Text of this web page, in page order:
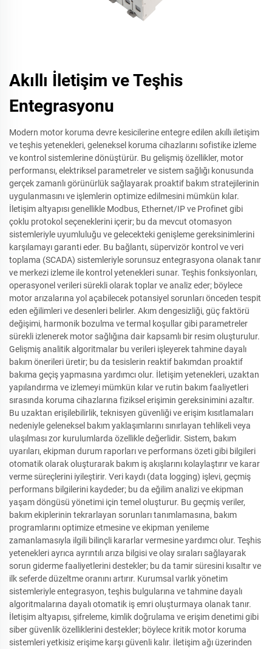
Akıllı İletişim ve Teşhis
Entegrasyonu
Modern motor koruma devre kesicilerine entegre edilen akıllı iletişim
ve teşhis yetenekleri, geleneksel koruma cihazlarını sofistike izleme
ve kontrol sistemlerine dönüştürür. Bu gelişmiş özellikler, motor
performansı, elektriksel parametreler ve sistem sağlığı konusunda
gerçek zamanlı görünürlük sağlayarak proaktif bakım stratejilerinin
uygulanmasını ve işlemlerin optimize edilmesini mümkün kılar.
İletişim altyapısı genellikle Modbus, Ethernet/IP ve Profinet gibi
çoklu protokol seçeneklerini içerir; bu da mevcut otomasyon
sistemleriyle uyumluluğu ve gelecekteki genişleme gereksinimlerini
karşılamayı garanti eder. Bu bağlantı, süpervizör kontrol ve veri
toplama (SCADA) sistemleriyle sorunsuz entegrasyona olanak tanır
ve merkezi izleme ile kontrol yetenekleri sunar. Teşhis fonksiyonları,
operasyonel verileri sürekli olarak toplar ve analiz eder; böylece
motor arızalarına yol açabilecek potansiyel sorunları önceden tespit
eden eğilimleri ve desenleri belirler. Akım dengesizliği, güç faktörü
değişimi, harmonik bozulma ve termal koşullar gibi parametreler
sürekli izlenerek motor sağlığına dair kapsamlı bir resim oluşturulur.
Gelişmiş analitik algoritmalar bu verileri işleyerek tahmine dayalı
bakım önerileri üretir; bu da tesislerin reaktif bakımdan proaktif
bakıma geçiş yapmasına yardımcı olur. İletişim yetenekleri, uzaktan
yapılandırma ve izlemeyi mümkün kılar ve rutin bakım faaliyetleri
sırasında koruma cihazlarına fiziksel erişimin gereksinimini azaltır.
Bu uzaktan erişilebilirlik, teknisyen güvenliği ve erişim kısıtlamaları
nedeniyle geleneksel bakım yaklaşımlarını sınırlayan tehlikeli veya
ulaşılması zor kurulumlarda özellikle değerlidir. Sistem, bakım
uyarıları, ekipman durum raporları ve performans özeti gibi bilgileri
otomatik olarak oluşturarak bakım iş akışlarını kolaylaştırır ve karar
verme süreçlerini iyileştirir. Veri kaydı (data logging) işlevi, geçmiş
performans bilgilerini kaydeder; bu da eğilim analizi ve ekipman
yaşam döngüsü yönetimi için temel oluşturur. Bu geçmiş veriler,
bakım ekiplerinin tekrarlayan sorunları tanımlamasına, bakım
programlarını optimize etmesine ve ekipman yenileme
zamanlamasıyla ilgili bilinçli kararlar vermesine yardımcı olur. Teşhis
yetenekleri ayrıca ayrıntılı arıza bilgisi ve olay sıraları sağlayarak
sorun giderme faaliyetlerini destekler; bu da tamir süresini kısaltır ve
ilk seferde düzeltme oranını artırır. Kurumsal varlık yönetim
sistemleriyle entegrasyon, teşhis bulgularına ve tahmine dayalı
algoritmalarına dayalı otomatik iş emri oluşturmaya olanak tanır.
İletişim altyapısı, şifreleme, kimlik doğrulama ve erişim denetimi gibi
siber güvenlik özelliklerini destekler; böylece kritik motor koruma
sistemleri yetkisiz erişime karşı güvenli kalır. İletişim ağı üzerinden